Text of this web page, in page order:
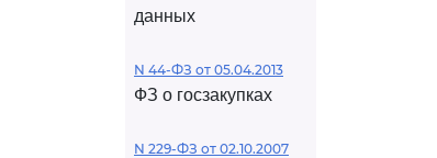
данных
N 44-ФЗ от 05.04.2013
ФЗ о госзакупках
N 229-ФЗ от 02.10.2007